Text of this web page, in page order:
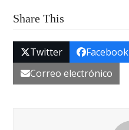
Share This
Twitter Facebook
Correo electrónico